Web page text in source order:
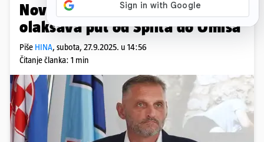
Nova dionica Mravinci- Stobreč
olakšava put od Splita do Omiša
Piše HINA, subota, 27.9.2025. u 14:56
Čitanje članka: 1 min